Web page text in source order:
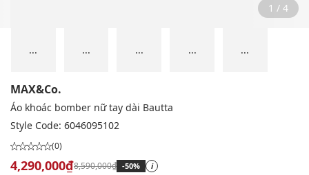
2 / 4
... ... ... ... ...
MAX&Co.
Áo khoác bomber nữ tay dài Bautta
Style Code: 6046095102
(0)
4,290,000₫8,590,000₫ -50% i